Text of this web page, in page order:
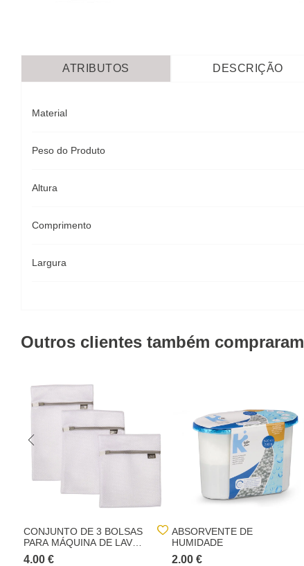
ATRIBUTOS DESCRIÇÃO
Material
Peso do Produto
Altura
Comprimento
Largura
Outros clientes também compraram
CONJUNTO DE 3 BOLSAS
PARA MÁQUINA DE LAVAR
ROUPA
4.00 €
ABSORVENTE DE
HUMIDADE
2.00 €